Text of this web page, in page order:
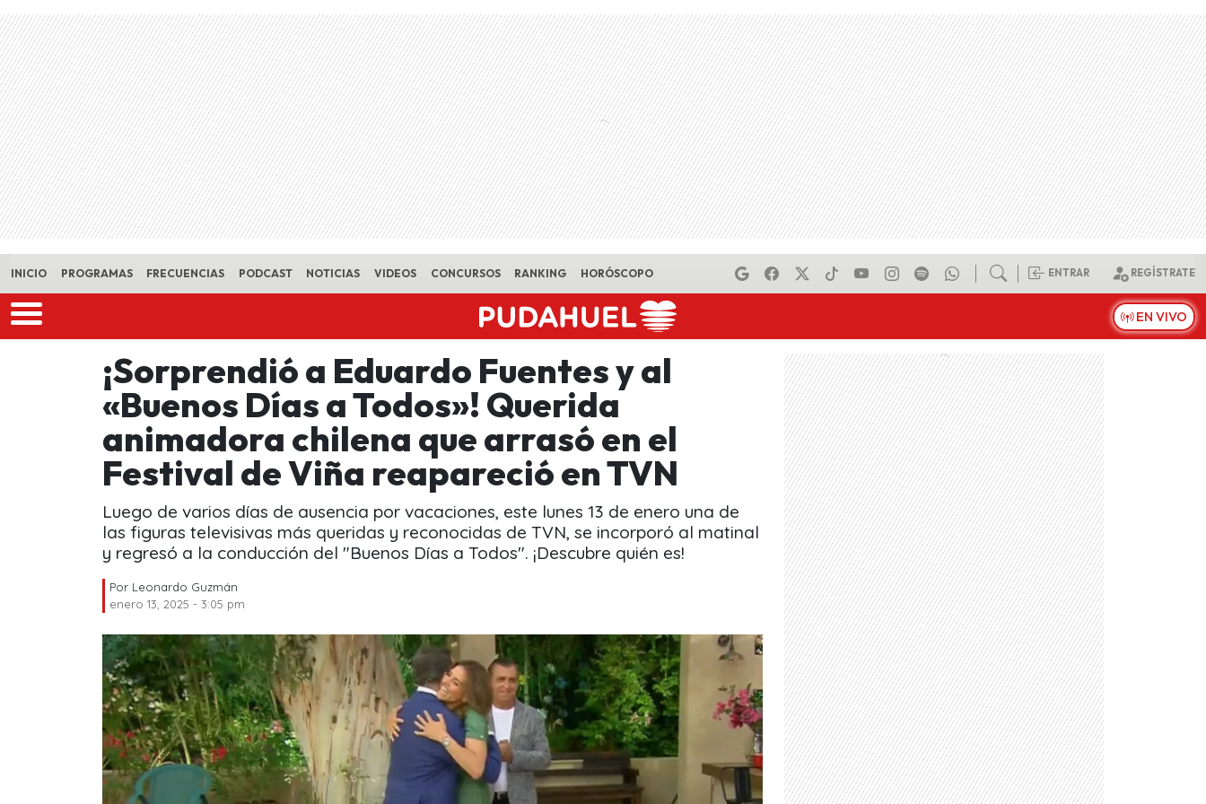
Skip to main content
INICIO PROGRAMAS FRECUENCIAS PODCAST NOTICIAS VIDEOS CONCURSOS RANKING HORÓSCOPO ENTRAR REGÍSTRATE
EN VIVO
¡Sorprendió a Eduardo Fuentes y al
«Buenos Días a Todos»! Querida
animadora chilena que arrasó en el
Festival de Viña reapareció en TVN
Luego de varios días de ausencia por vacaciones, este lunes 13 de enero una de
las figuras televisivas más queridas y reconocidas de TVN, se incorporó al matinal
y regresó a la conducción del "Buenos Días a Todos". ¡Descubre quién es!
Por Leonardo Guzmán
enero 13, 2025 - 3:05 pm